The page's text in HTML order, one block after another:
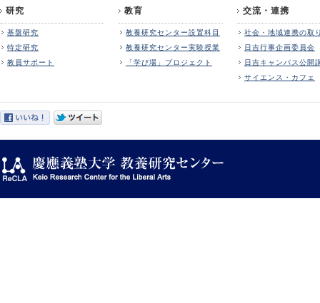
研究
基盤研究
特定研究
教員サポート
教育
教養研究センター設置科目
教養研究センター実験授業
「学び場」プロジェクト
交流・連携
社会・地域連携の取
日吉行事企画委員会
日吉キャンパス公開
サイエンス・カフェ